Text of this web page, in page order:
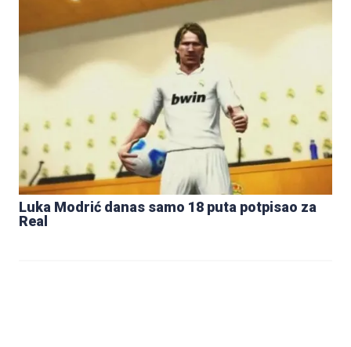
Luka Modrić danas samo 18 puta potpisao za
Real